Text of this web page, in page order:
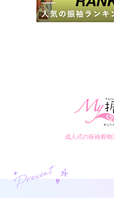
成人式の振袖着物